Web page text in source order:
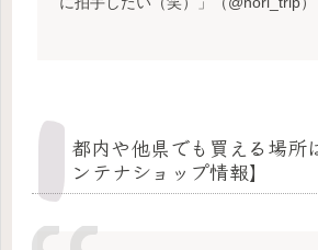
都内や他県でも買える場所
ンテナショップ情報】